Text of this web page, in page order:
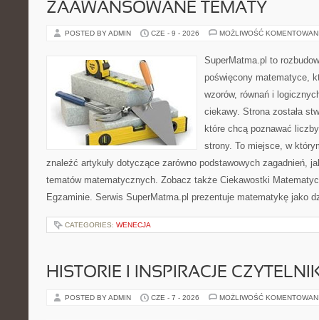
ZAAWANSOWANE TEMATY
POSTED BY ADMIN CZE - 9 - 2026 MOŻLIWOŚĆ
SuperMatma.pl to
poświęcony matematyce,
wzorów, równań i
ciekawy. Strona została
które chcą poznawać
strony. To miejsce, w
znaleźć artykuły dotyczące zarówno podstawowych zagadnień,
tematów matematycznych. Zobacz także Ciekawostki
Egzaminie. Serwis SuperMatma.pl prezentuje matematykę jako
CATEGORIES: WENECJA
HISTORIE I INSPIRACJE
POSTED BY ADMIN CZE - 7 - 2026 MOŻLIWOŚĆ